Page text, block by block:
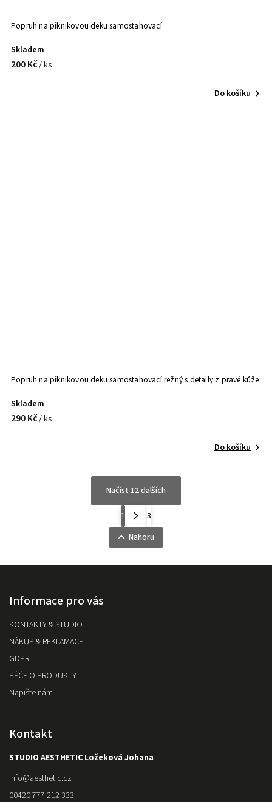
Popruh na piknikovou deku samostahovací
Skladem
200 Kč/ ks
Do košíku
Popruh na piknikovou deku samostahovací režný s detaily z pravé kůže
Skladem
290 Kč/ ks
Do košíku
Načíst 12 dalších
1
3
Nahoru
Informace pro vás
KONTAKTY & STUDIO
NÁKUP & REKLAMACE
GDPR
PÉČE O PRODUKTY
Napište nám
Kontakt
STUDIO AESTHETIC Ložeková Johana
info@aesthetic.cz
00420 777 212 333